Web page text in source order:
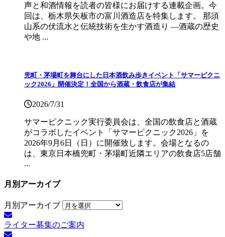
声と和酒情報を読者の皆様にお届けする連載企画。今
回は、栃木県矢板市の富川酒造店を特集します。 那須
山系の伏流水と伝統技術を生かす酒造り ―酒蔵の歴史
や地 ...
兜町・茅場町を舞台にした日本酒飲み歩きイベント「サマーピクニ
ック2026」開催決定！全国から酒蔵・飲食店が集結
2026/7/31
サマーピクニック実⾏委員会は、全国の飲⾷店と酒蔵
がコラボしたイベント「サマーピクニック2026」を
2026年9月6日（日）に開催致します。会場となるの
は、東京日本橋兜町・茅場町近隣エリアの飲食店5店舗
...
月別アーカイブ
月別アーカイブ
ライター募集のご案内